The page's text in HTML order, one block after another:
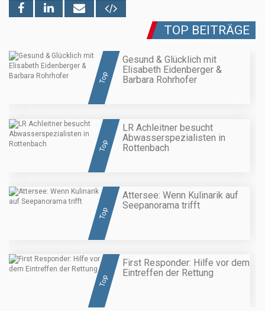
TOP BEITRÄGE
Top
Gesund & Glücklich mit
Elisabeth Eidenberger &
Barbara Rohrhofer
Top
LR Achleitner besucht
Abwasserspezialisten in
Rottenbach
Top
Attersee: Wenn Kulinarik auf
Seepanorama trifft
Top
First Responder: Hilfe vor dem
Eintreffen der Rettung